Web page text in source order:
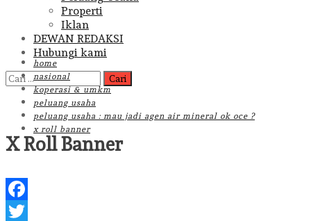
Properti
Iklan
DEWAN REDAKSI
Hubungi kami
Cari
untuk:
home
nasional
koperasi & umkm
peluang usaha
peluang usaha : mau jadi agen air mineral ok oce ?
x roll banner
X Roll Banner
Facebook